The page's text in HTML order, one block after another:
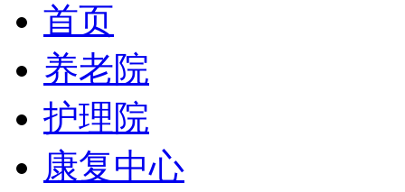
首页
养老院
护理院
康复中心